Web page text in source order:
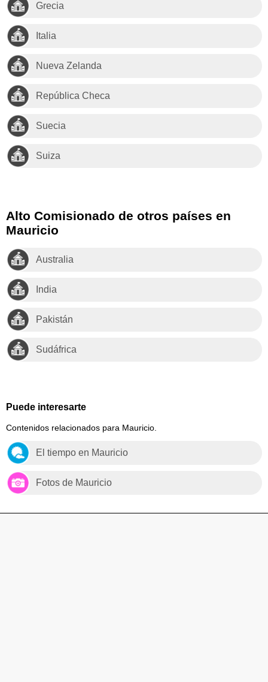
Grecia
Italia
Nueva Zelanda
República Checa
Suecia
Suiza
Alto Comisionado de otros países en
Mauricio
Australia
India
Pakistán
Sudáfrica
Puede interesarte
Contenidos relacionados para Mauricio.
El tiempo en Mauricio
Fotos de Mauricio